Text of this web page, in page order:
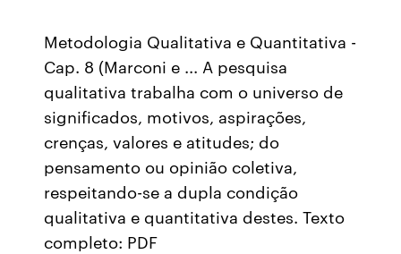
Metodologia Qualitativa e Quantitativa -
Cap. 8 (Marconi e ... A pesquisa
qualitativa trabalha com o universo de
significados, motivos, aspirações,
crenças, valores e atitudes; do
pensamento ou opinião coletiva,
respeitando-se a dupla condição
qualitativa e quantitativa destes. Texto
completo: PDF